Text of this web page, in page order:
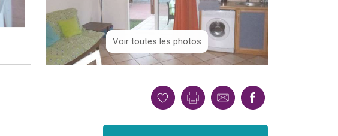
Voir toutes les photos
Voir toutes les photos